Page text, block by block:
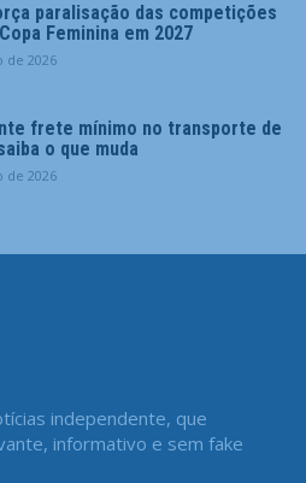
paralisação das competições
Feminina em 2027
de 2026
frete mínimo no transporte de
o que muda
de 2026
independente, que
informativo e sem fake